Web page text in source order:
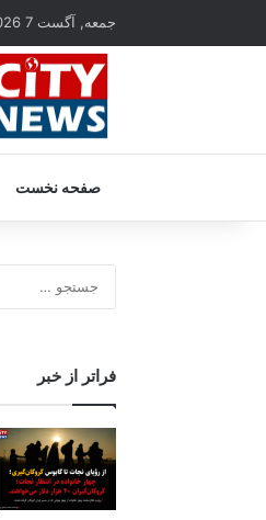
جمعه, آگست 7 2026
صفحه نخست
فراتر از خبر